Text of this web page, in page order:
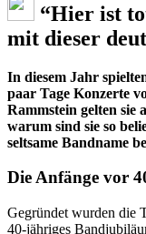
“Hier ist
mit dieser
In diesem Jahr
paar Tage Konzerte
Rammstein gelten sie
warum sind sie so
seltsame Bandname
Die Anfänge vor
Gegründet wurden die
40-jähriges